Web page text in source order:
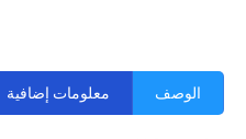
الوصف معلومات إضافية